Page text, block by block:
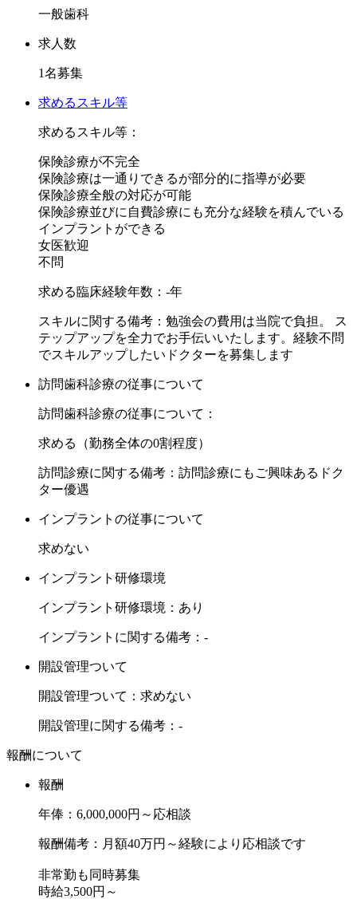
能です。
また、診療時はしっかり教育された歯科助手や衛生士が付い
出来ることからお任せしていきますので、いきなり難症例を
わからないこと、やってみたい治療については丁寧にご指導
いただけます。
外部講習会費の補助もありスキルアップしたいドクターにう
ってつけの医療機関です。
ご興味をお持ちいただけましたら104NEXTまで、お気軽に
お問い合わせくださいませ。
一般歯科
求人数
1名募集
求めるスキル等
求めるスキル等：
保険診療が不完全
保険診療は一通りできるが部分的に指導が必要
保険診療全般の対応が可能
保険診療並びに自費診療にも充分な経験を積んでいる
インプラントができる
女医歓迎
不問
求める臨床経験年数：-年
スキルに関する備考：勉強会の費用は当院で負担。 ス
テップアップを全力でお手伝いいたします。経験不問
でスキルアップしたいドクターを募集します
訪問歯科診療の従事について
訪問歯科診療の従事について：
求める（勤務全体の0割程度）
訪問診療に関する備考：訪問診療にもご興味あるドク
ター優遇
インプラントの従事について
求めない
インプラント研修環境
インプラント研修環境：あり
インプラントに関する備考：-
開設管理ついて
開設管理ついて：求めない
開設管理に関する備考：-
報酬について
報酬
年俸：6,000,000円～応相談
報酬備考：月額40万円～経験により応相談です
非常勤も同時募集
時給3,500円～